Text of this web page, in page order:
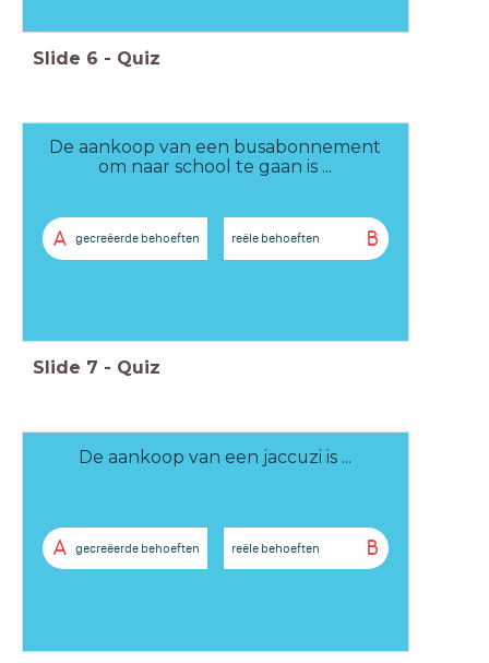
Slide 6 - Quiz
De aankoop van een busabonnement
om naar school te gaan is ...
A gecreëerde behoeften B
reële behoeften
Slide 7 - Quiz
De aankoop van een jaccuzi is ...
A gecreëerde behoeften B
reële behoeften